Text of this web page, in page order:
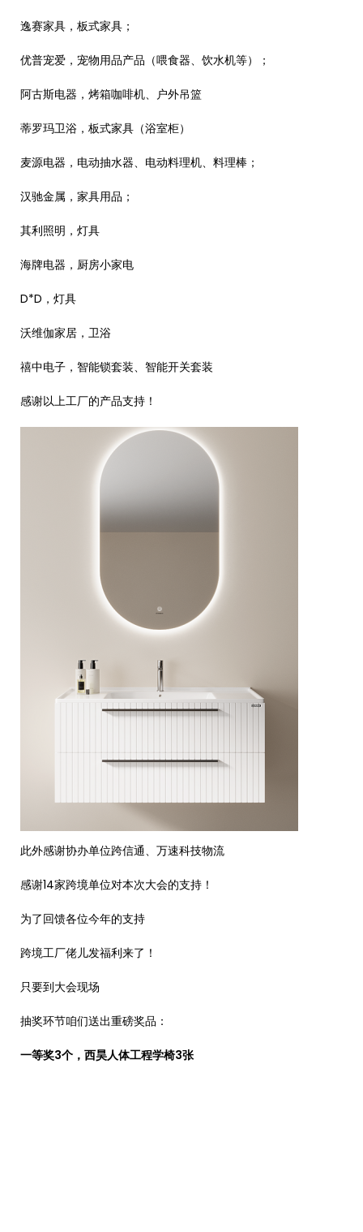
逸赛家具，板式家具；
优普宠爱，宠物用品产品（喂食器、饮水机等）；
阿古斯电器，烤箱咖啡机、户外吊篮
蒂罗玛卫浴，板式家具（浴室柜）
麦源电器，电动抽水器、电动料理机、料理棒；
汉驰金属，家具用品；
其利照明，灯具
海牌电器，厨房小家电
D*D，灯具
沃维伽家居，卫浴
禧中电子，智能锁套装、智能开关套装
感谢以上工厂的产品支持！
此外感谢协办单位跨信通、万速科技物流
感谢14家跨境单位对本次大会的支持！
为了回馈各位今年的支持
跨境工厂佬儿发福利来了！
只要到大会现场
抽奖环节咱们送出重磅奖品：
一等奖3个，西昊人体工程学椅3张